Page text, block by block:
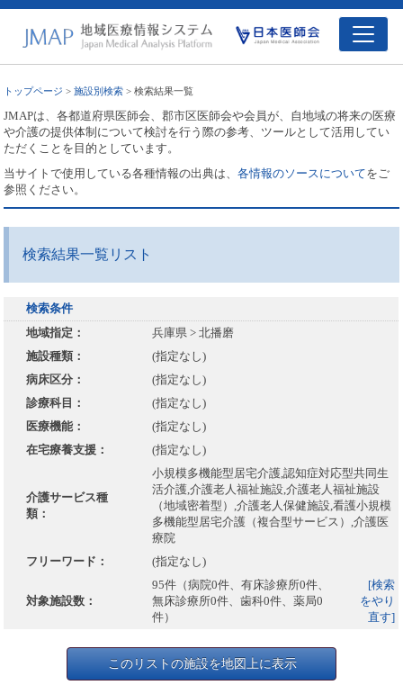
トップページ >施設別検索 > 検索結果一覧
JMAPは、各都道府県医師会、郡市区医師会や会員が、自地域の将来の医療
や介護の提供体制について検討を行う際の参考、ツールとして活用してい
ただくことを目的としています。
当サイトで使用している各種情報の出典は、各情報のソースについてをご
参照ください。
検索結果一覧リスト
検索条件
地域指定：
兵庫県 > 北播磨
施設種類：
(指定なし)
病床区分：
(指定なし)
診療科目：
(指定なし)
医療機能：
(指定なし)
在宅療養支援：
(指定なし)
介護サービス種
類：
小規模多機能型居宅介護,認知症対応型共同生
活介護,介護老人福祉施設,介護老人福祉施設
（地域密着型）,介護老人保健施設,看護小規模
多機能型居宅介護（複合型サービス）,介護医
療院
フリーワード：
(指定なし)
対象施設数：
95件（病院0件、有床診療所0件、
無床診療所0件、歯科0件、薬局0
件）
[検索
をやり
直す]
このリストの施設を地図上に表示